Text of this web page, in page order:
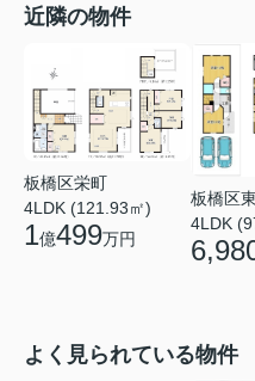
近隣の物件
板橋区栄町
4LDK (121.93㎡)
1億499万円
板橋区
4LDK
よく見られている物件